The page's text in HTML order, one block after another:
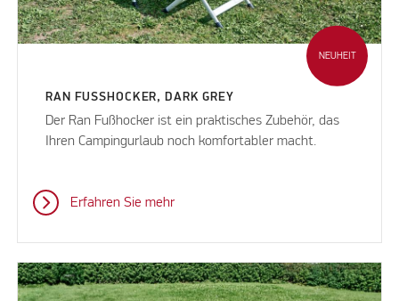
NEUHEIT
RAN FUSSHOCKER, DARK GREY
Der Ran Fußhocker ist ein praktisches Zubehör, das
Ihren Campingurlaub noch komfortabler macht.
Erfahren Sie mehr